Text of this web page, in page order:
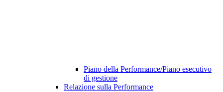
Piano della Performance/Piano esecutivo
di gestione
Relazione sulla Performance